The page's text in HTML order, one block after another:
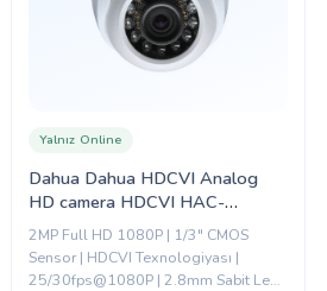
Dahua Dahua HDCVI Analog
HD camera HDCVI HAC-
HDW2200S 2mp
Yalnız Online
2MP Full HD 1080P | 1/3" CMOS
Sensor | HDCVI Texnologiyası |
25/30fps@1080P | 2.8mm Sabit Lens